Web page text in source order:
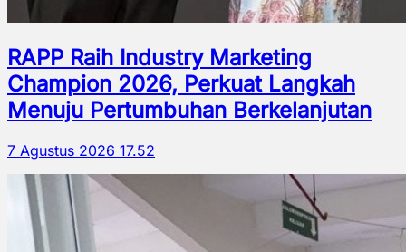
RAPP Raih Industry Marketing
Champion 2026, Perkuat Langkah
Menuju Pertumbuhan Berkelanjutan
7 Agustus 2026 17.52